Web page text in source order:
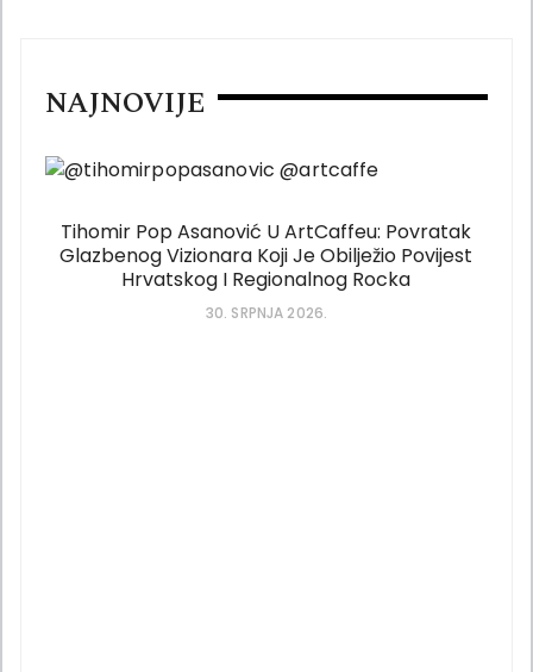
NAJNOVIJE
Tihomir Pop Asanović U ArtCaffeu: Povratak
Glazbenog Vizionara Koji Je Obilježio Povijest
Hrvatskog I Regionalnog Rocka
30. SRPNJA 2026.